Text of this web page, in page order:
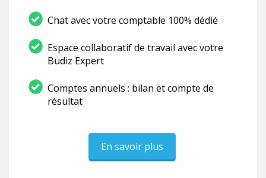
Chat avec votre comptable 100% dédié
Espace collaboratif de travail avec votre
Budiz Expert
Comptes annuels : bilan et compte de
résultat
En savoir plus